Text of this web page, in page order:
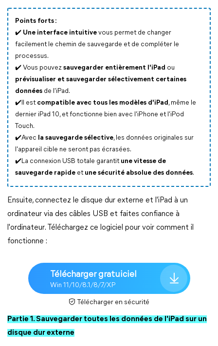
Points forts :
✔️ Une interface intuitive vous permet de changer
facilement le chemin de sauvegarde et de compléter le
processus.
✔️ Vous pouvez sauvegarder entièrement l'iPad ou
prévisualiser et sauvegarder sélectivement certaines
données de l'iPad.
✔️Il est compatible avec tous les modèles d'iPad, même le
dernier iPad 10, et fonctionne bien avec l'iPhone et l'iPod
Touch.
✔️Avec la sauvegarde sélective, les données originales sur
l'appareil cible ne seront pas écrasées.
✔️La connexion USB totale garantit une vitesse de
sauvegarde rapide et une sécurité absolue des données.
Ensuite, connectez le disque dur externe et l'iPad à un
ordinateur via des câbles USB et faites confiance à
l'ordinateur. Téléchargez ce logiciel pour voir comment il
fonctionne :
Télécharger gratuiciel
Win 11/10/8.1/8/7/XP
Télécharger en sécurité
Partie 1. Sauvegarder toutes les données de l'iPad sur un
disque dur externe